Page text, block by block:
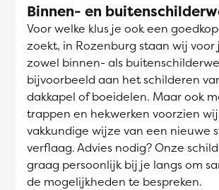
Binnen- en
Voor welke klus je ook een
zoekt, in Rozenburg staan wij voor
zowel binnen- als
bijvoorbeeld aan het schilderen
dakkapel of boeidelen. Maar ook
trappen en hekwerken voorzien
vakkundige wijze van een nieuwe
verflaag. Advies nodig? Onze
graag persoonlijk bij je langs om
de mogelijkheden te bespreken.